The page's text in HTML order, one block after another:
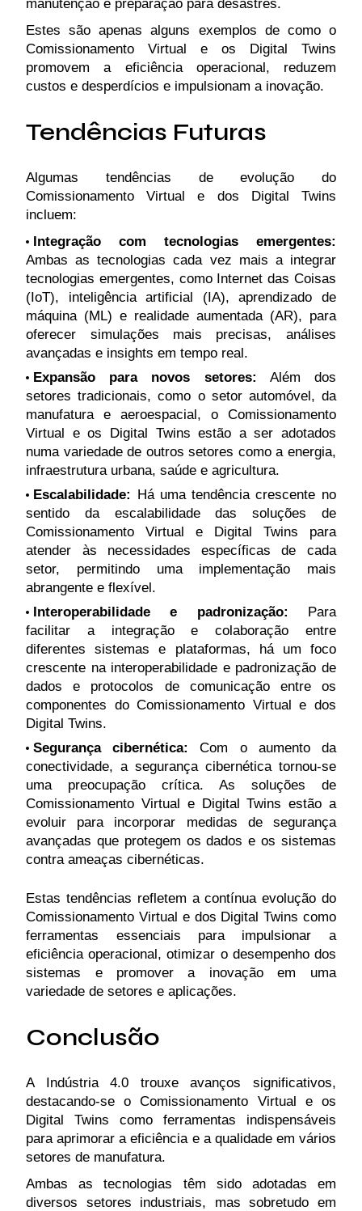
manutenção e preparação para desastres.
Estes são apenas alguns exemplos de como o
Comissionamento Virtual e os Digital Twins
promovem a eficiência operacional, reduzem
custos e desperdícios e impulsionam a inovação.
Tendências Futuras
Algumas tendências de evolução do
Comissionamento Virtual e dos Digital Twins
incluem:
Integração com tecnologias emergentes:
Ambas as tecnologias cada vez mais a integrar
tecnologias emergentes, como Internet das Coisas
(IoT), inteligência artificial (IA), aprendizado de
máquina (ML) e realidade aumentada (AR), para
oferecer simulações mais precisas, análises
avançadas e insights em tempo real.
Expansão para novos setores: Além dos
setores tradicionais, como o setor automóvel, da
manufatura e aeroespacial, o Comissionamento
Virtual e os Digital Twins estão a ser adotados
numa variedade de outros setores como a energia,
infraestrutura urbana, saúde e agricultura.
Escalabilidade: Há uma tendência crescente no
sentido da escalabilidade das soluções de
Comissionamento Virtual e Digital Twins para
atender às necessidades específicas de cada
setor, permitindo uma implementação mais
abrangente e flexível.
Interoperabilidade e padronização: Para
facilitar a integração e colaboração entre
diferentes sistemas e plataformas, há um foco
crescente na interoperabilidade e padronização de
dados e protocolos de comunicação entre os
componentes do Comissionamento Virtual e dos
Digital Twins.
Segurança cibernética:
Com o aumento da
conectividade, a segurança cibernética tornou-se
uma preocupação crítica. As soluções de
Comissionamento Virtual e Digital Twins estão a
evoluir para incorporar medidas de segurança
avançadas que protegem os dados e os sistemas
contra ameaças cibernéticas.
Estas tendências refletem a contínua evolução do
Comissionamento Virtual e dos Digital Twins como
ferramentas essenciais para impulsionar a
eficiência operacional, otimizar o desempenho dos
sistemas e promover a inovação em uma
variedade de setores e aplicações.
Conclusão
A Indústria 4.0 trouxe avanços significativos,
destacando-se o Comissionamento Virtual e os
Digital Twins como ferramentas indispensáveis
para aprimorar a eficiência e a qualidade em vários
setores de manufatura.
Ambas as tecnologias têm sido adotadas em
diversos setores industriais, mas sobretudo em